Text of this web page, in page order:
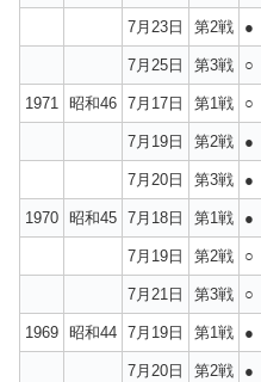
7月23日 第2戦 ●
7月25日 第3戦 ○
1971 昭和46 7月17日 第1戦 ○
7月19日 第2戦 ●
7月20日 第3戦 ●
1970 昭和45 7月18日 第1戦 ●
7月19日 第2戦 ○
7月21日 第3戦 ○
1969 昭和44 7月19日 第1戦 ●
7月20日 第2戦 ●